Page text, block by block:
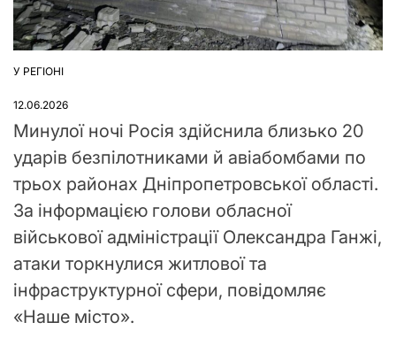
ОПУБЛІКУВАТИ
У РЕГІОНІ
12.06.2026
Минулої ночі Росія здійснила близько 20
ударів безпілотниками й авіабомбами по
трьох районах Дніпропетровської області.
За інформацією голови обласної
військової адміністрації Олександра Ганжі,
атаки торкнулися житлової та
інфраструктурної сфери, повідомляє
«Наше місто».